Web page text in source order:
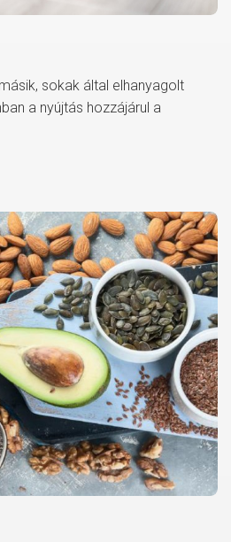
sokak által elhanyagolt
a nyújtás hozzájárul a